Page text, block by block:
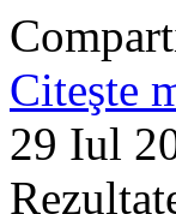
Citeşte
29 Iul